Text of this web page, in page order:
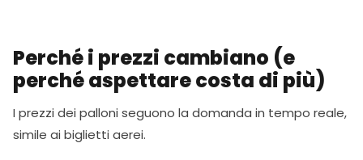
Perché i prezzi cambiano (e
perché aspettare costa di più)
I prezzi dei palloni seguono la domanda in tempo reale,
simile ai biglietti aerei.